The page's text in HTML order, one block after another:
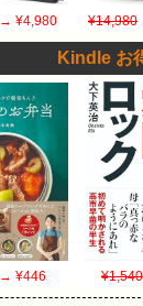
¥4,980 ¥14,980
Kindle お
¥446 ¥1,540